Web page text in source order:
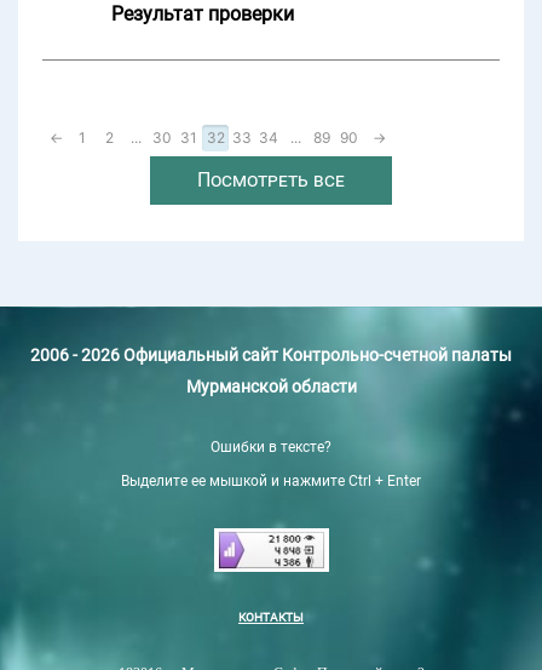
Результат проверки
← 1 2 ... 30 31 32 33 34 ... 89 90 →
Посмотреть все
2006 - 2026 Официальный сайт Контрольно-счетной палаты
Мурманской области
Ошибки в тексте?
Выделите ее мышкой и нажмите Ctrl + Enter
КОНТАКТЫ